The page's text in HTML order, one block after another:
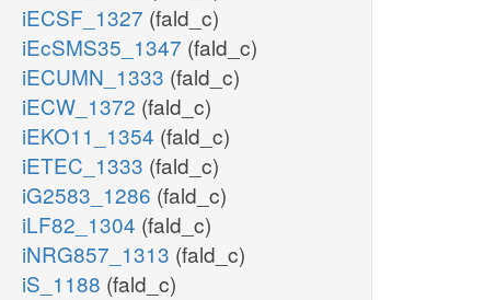
iECSF_1327 (fald_c)
iEcSMS35_1347 (fald_c)
iECUMN_1333 (fald_c)
iECW_1372 (fald_c)
iEKO11_1354 (fald_c)
iETEC_1333 (fald_c)
iG2583_1286 (fald_c)
iLF82_1304 (fald_c)
iNRG857_1313 (fald_c)
iS_1188 (fald_c)